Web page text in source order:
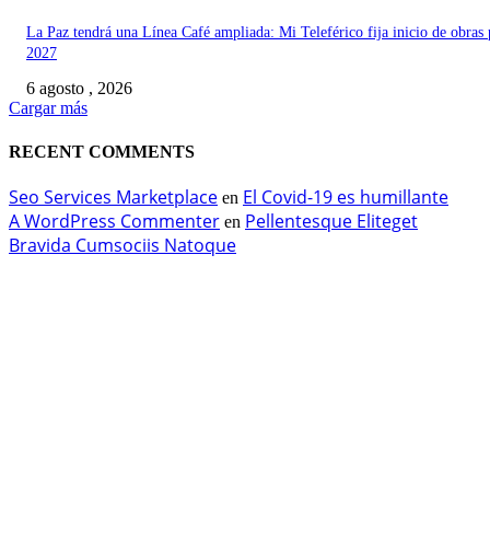
La Paz tendrá una Línea Café ampliada: Mi Teleférico fija inicio de obras
2027
6 agosto , 2026
Cargar más
RECENT COMMENTS
Seo Services Marketplace en El Covid-19 es humillante
A WordPress Commenter en Pellentesque Eliteget
Bravida Cumsociis Natoque